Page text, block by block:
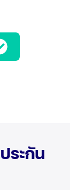
ระกัน